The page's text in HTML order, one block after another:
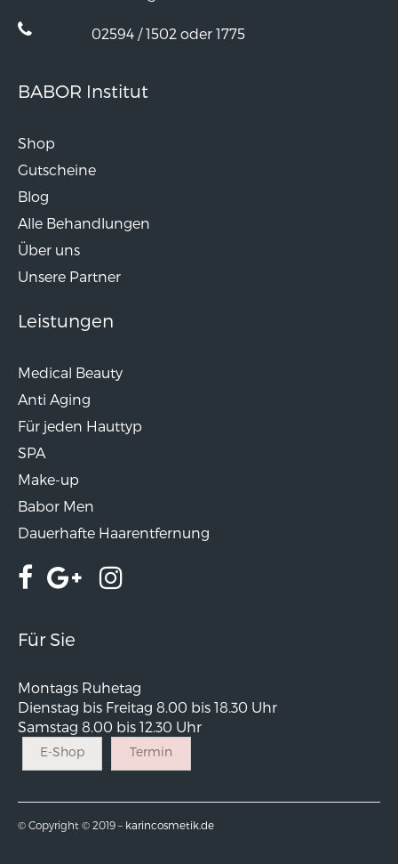
02594 / 1502 oder 1775
BABOR Institut
Shop
Gutscheine
Blog
Alle Behandlungen
Über uns
Unsere Partner
Leistungen
Medical Beauty
Anti Aging
Für jeden Hauttyp
SPA
Make-up
Babor Men
Dauerhafte Haarentfernung
Für Sie
Montags Ruhetag
Dienstag bis Freitag 8.00 bis 18.30 Uhr
Samstag 8.00 bis 12.30 Uhr
E-Shop Termin
© Copyright © 2019 – karincosmetik.de